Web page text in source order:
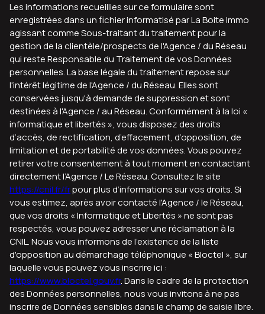
Les informations recueillies sur ce formulaire sont
enregistrées dans un fichier informatisé par La Boite Immo
agissant comme Sous-traitant du traitement pour la
gestion de la clientèle/prospects de l'Agence / du Réseau
qui reste Responsable du Traitement de vos Données
personnelles. La base légale du traitement repose sur
l'intérêt légitime de l'Agence / du Réseau. Elles sont
conservées jusqu'à demande de suppression et sont
destinées à l'Agence / au Réseau. Conformément à la loi «
informatique et libertés », vous disposez des droits
d’accès, de rectification, d’effacement, d’opposition, de
limitation et de portabilité de vos données. Vous pouvez
retirer votre consentement à tout moment en contactant
directement l’Agence / Le Réseau. Consultez le site
https://cnil.fr/frpour plus d’informations sur vos droits. Si
vous estimez, après avoir contacté l'Agence / le Réseau,
que vos droits « Informatique et Libertés » ne sont pas
respectés, vous pouvez adresser une réclamation à la
CNIL. Nous vous informons de l’existence de la liste
d'opposition au démarchage téléphonique « Bloctel », sur
laquelle vous pouvez vous inscrire ici :
https://www.bloctel.gouv.fr. Dans le cadre de la protection
des Données personnelles, nous vous invitons à ne pas
inscrire de Données sensibles dans le champ de saisie libre.